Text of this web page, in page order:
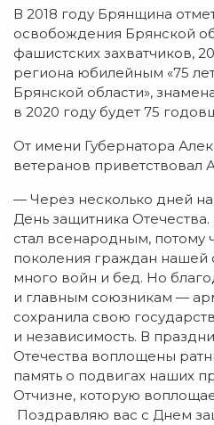
В 2018 году Брянщина
освобождения Брянской
фашистских захватчиков,
региона юбилейным «75
Брянской области»,
в 2020 году будет 75
От имени Губернатора
ветеранов приветствовал
— Через несколько дней
День защитника
стал всенародным, потому
поколения граждан
много войн и бед. Но
и главным союзникам —
сохранила свою
и независимость. В
Отечества воплощены
память о подвигах наших
Отчизне, которую
Поздравляю вас с Днем